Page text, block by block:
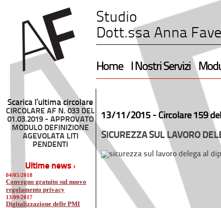
Studio
Dott.ssa Anna
Home I Nostri Servizi
Scarica l’ultima circolare
CIRCOLARE AF N. 033 DEL
01.03.2019 - APPROVATO
MODULO DEFINIZIONE
AGEVOLATA LITI
PENDENTI
Ultime news ›
04/05/2018
Convegno gratuito sul nuovo
regolamento privacy
13/09/2017
Digitalizzazione delle PMI
13/11/2015 - Circolare 159
SICUREZZA SUL LAVORO